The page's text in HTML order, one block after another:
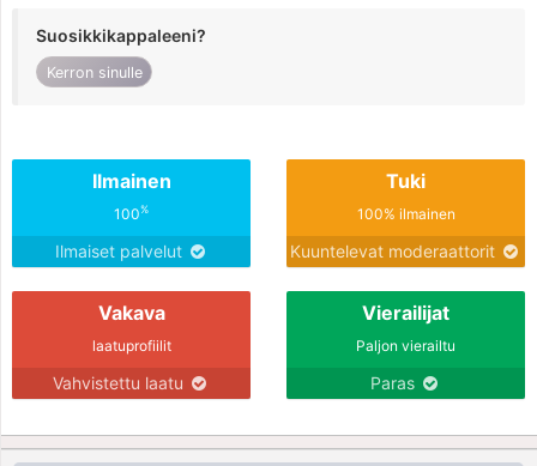
Suosikkikappaleeni?
Kerron sinulle
Ilmainen
100%
Ilmaiset palvelut
Tuki
100% ilmainen
Kuuntelevat moderaattorit
Vakava
laatuprofiilit
Vahvistettu laatu
Vierailijat
Paljon vierailtu
Paras